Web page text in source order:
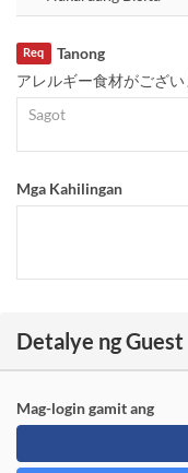
Tanong
Req
アレルギー食材がござい
Mga Kahilingan
Detalye ng Guest
Mag-login gamit ang